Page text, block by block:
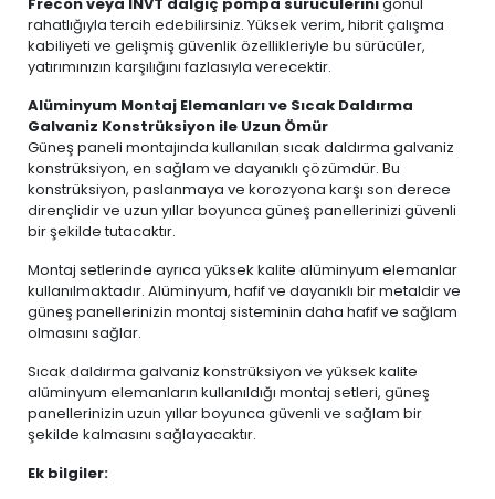
rahatlığıyla tercih edebilirsiniz. Yüksek verim, hibrit çalışma
kabiliyeti ve gelişmiş güvenlik özellikleriyle bu sürücüler,
yatırımınızın karşılığını fazlasıyla verecektir.
Alüminyum Montaj Elemanları ve Sıcak Daldırma
Galvaniz Konstrüksiyon ile Uzun Ömür
Güneş paneli montajında kullanılan sıcak daldırma galvaniz
konstrüksiyon, en sağlam ve dayanıklı çözümdür. Bu
konstrüksiyon, paslanmaya ve korozyona karşı son derece
dirençlidir ve uzun yıllar boyunca güneş panellerinizi güvenli
bir şekilde tutacaktır.
Montaj setlerinde ayrıca yüksek kalite alüminyum elemanlar
kullanılmaktadır. Alüminyum, hafif ve dayanıklı bir metaldir ve
güneş panellerinizin montaj sisteminin daha hafif ve sağlam
olmasını sağlar.
Sıcak daldırma galvaniz konstrüksiyon ve yüksek kalite
alüminyum elemanların kullanıldığı montaj setleri, güneş
panellerinizin uzun yıllar boyunca güvenli ve sağlam bir
şekilde kalmasını sağlayacaktır.
Ek bilgiler: